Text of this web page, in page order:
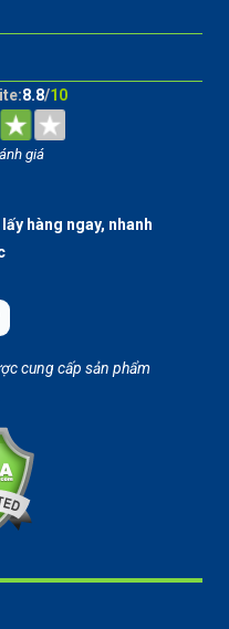
8.8/10
giá
hàng ngay, nhanh
cung cấp sản phẩm